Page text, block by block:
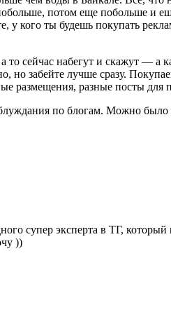
потом еще побольше и
у кого ты будешь покупать
сейчас набегут и скажут — а
но забейте лучше сразу.
размещения, разные посты для
по блогам. Можно было
супер эксперта в ТГ,
))